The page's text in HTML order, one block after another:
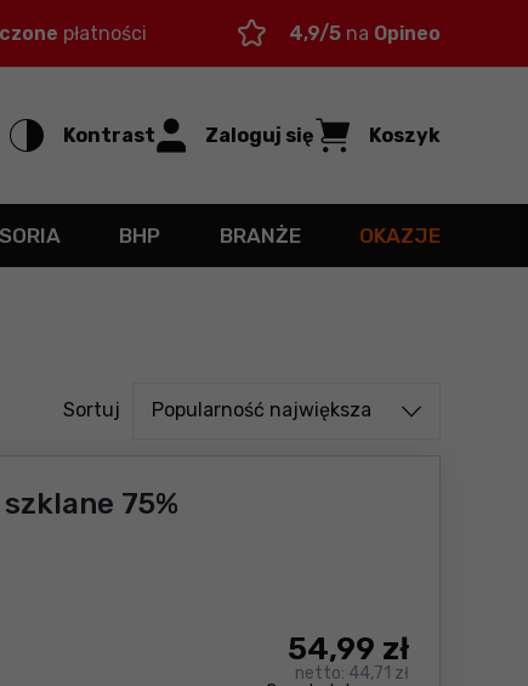
płatności 4,9/5 na Opineo
Kontrast Zaloguj się Koszyk
BHP BRANŻE OKAZJE
Sortuj Sortuj od
Popularność największa
75%
54,99 zł
netto: 44,71 zł